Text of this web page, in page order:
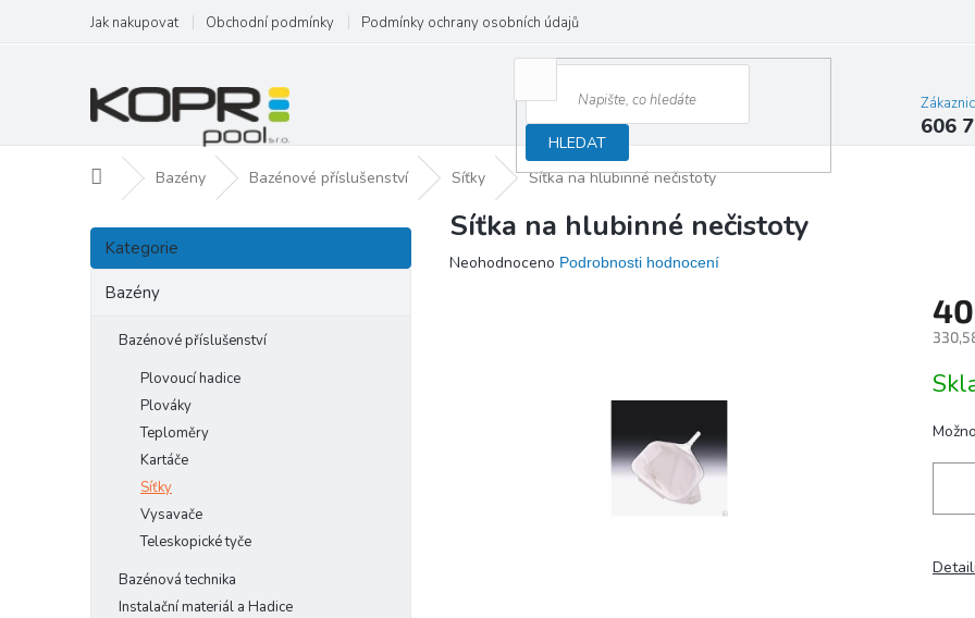
obsah
Jak nakupovat Obchodní podmínky Podmínky ochrany osobních údajů
HLEDAT
606
Domů Bazény Bazénové příslušenství Síťky Síťka na hlubinné nečistoty
P
s
Přeskočit
kategorie
Kategorie
Bazény
Bazénové příslušenství
Plovoucí hadice
Plováky
Teploměry
Kartáče
Síťky
Vysavače
Teleskopické tyče
Bazénová technika
Instalační materiál a Hadice
Síťka na hlubinné nečistoty
Průměrné
Neohodnoceno Podrobnosti hodnocení
cena: